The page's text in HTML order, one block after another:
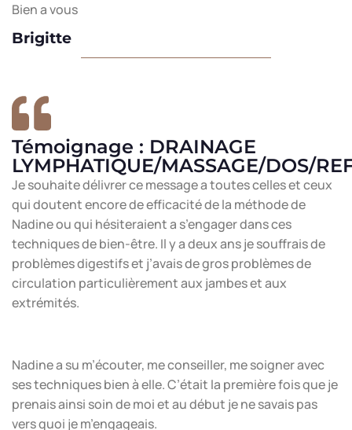
Bien a vous
Brigitte
Témoignage : DRAINAGE
LYMPHATIQUE/MASSAGE/DOS/
Je souhaite délivrer ce message a toutes celles et ceux
qui doutent encore de efficacité de la méthode de
Nadine ou qui hésiteraient a s’engager dans ces
techniques de bien-être. Il y a deux ans je souffrais de
problèmes digestifs et j’avais de gros problèmes de
circulation particulièrement aux jambes et aux
extrémités.
Nadine a su m’écouter, me conseiller, me soigner avec
ses techniques bien à elle. C’était la première fois que je
prenais ainsi soin de moi et au début je ne savais pas
vers quoi je m’engageais.